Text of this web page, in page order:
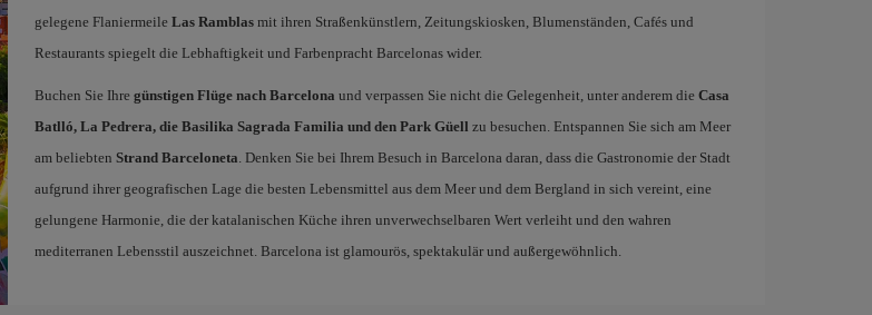
gelegene Flaniermeile Las Ramblasmit ihren Straßenkünstlern, Zeitungskiosken, Blumenständen, Cafés und
Restaurants spiegelt die Lebhaftigkeit und Farbenpracht Barcelonas wider.
Buchen Sie Ihre günstigen Flüge nach Barcelona und verpassen Sie nicht die Gelegenheit, unter anderem die Casa
Batlló, La Pedrera, die Basilika Sagrada Familia und den Park Güell zu besuchen. Entspannen Sie sich am Meer
am beliebten Strand Barceloneta. Denken Sie bei Ihrem Besuch in Barcelona daran, dass die Gastronomie der Stadt
aufgrund ihrer geografischen Lage die besten Lebensmittel aus dem Meer und dem Bergland in sich vereint, eine
gelungene Harmonie, die der katalanischen Küche ihren unverwechselbaren Wert verleiht und den wahren
mediterranen Lebensstil auszeichnet. Barcelona ist glamourös, spektakulär und außergewöhnlich.